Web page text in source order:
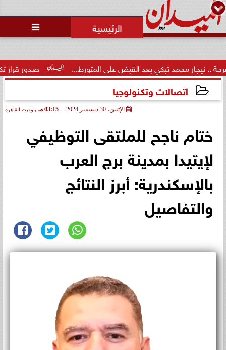

صدور قرار تكليف محمد تبكي بعد القبض على المتورط...
اتصالات وتكنولوجيا
الإثنين، 30 ديسمبر 2024 03:15 مـ بتوقيت القاهرة
ختام ناجح للملتقى التوظيفي
لإيتيدا بمدينة برج العرب
بالإسكندرية: أبرز النتائج
والتفاصيل